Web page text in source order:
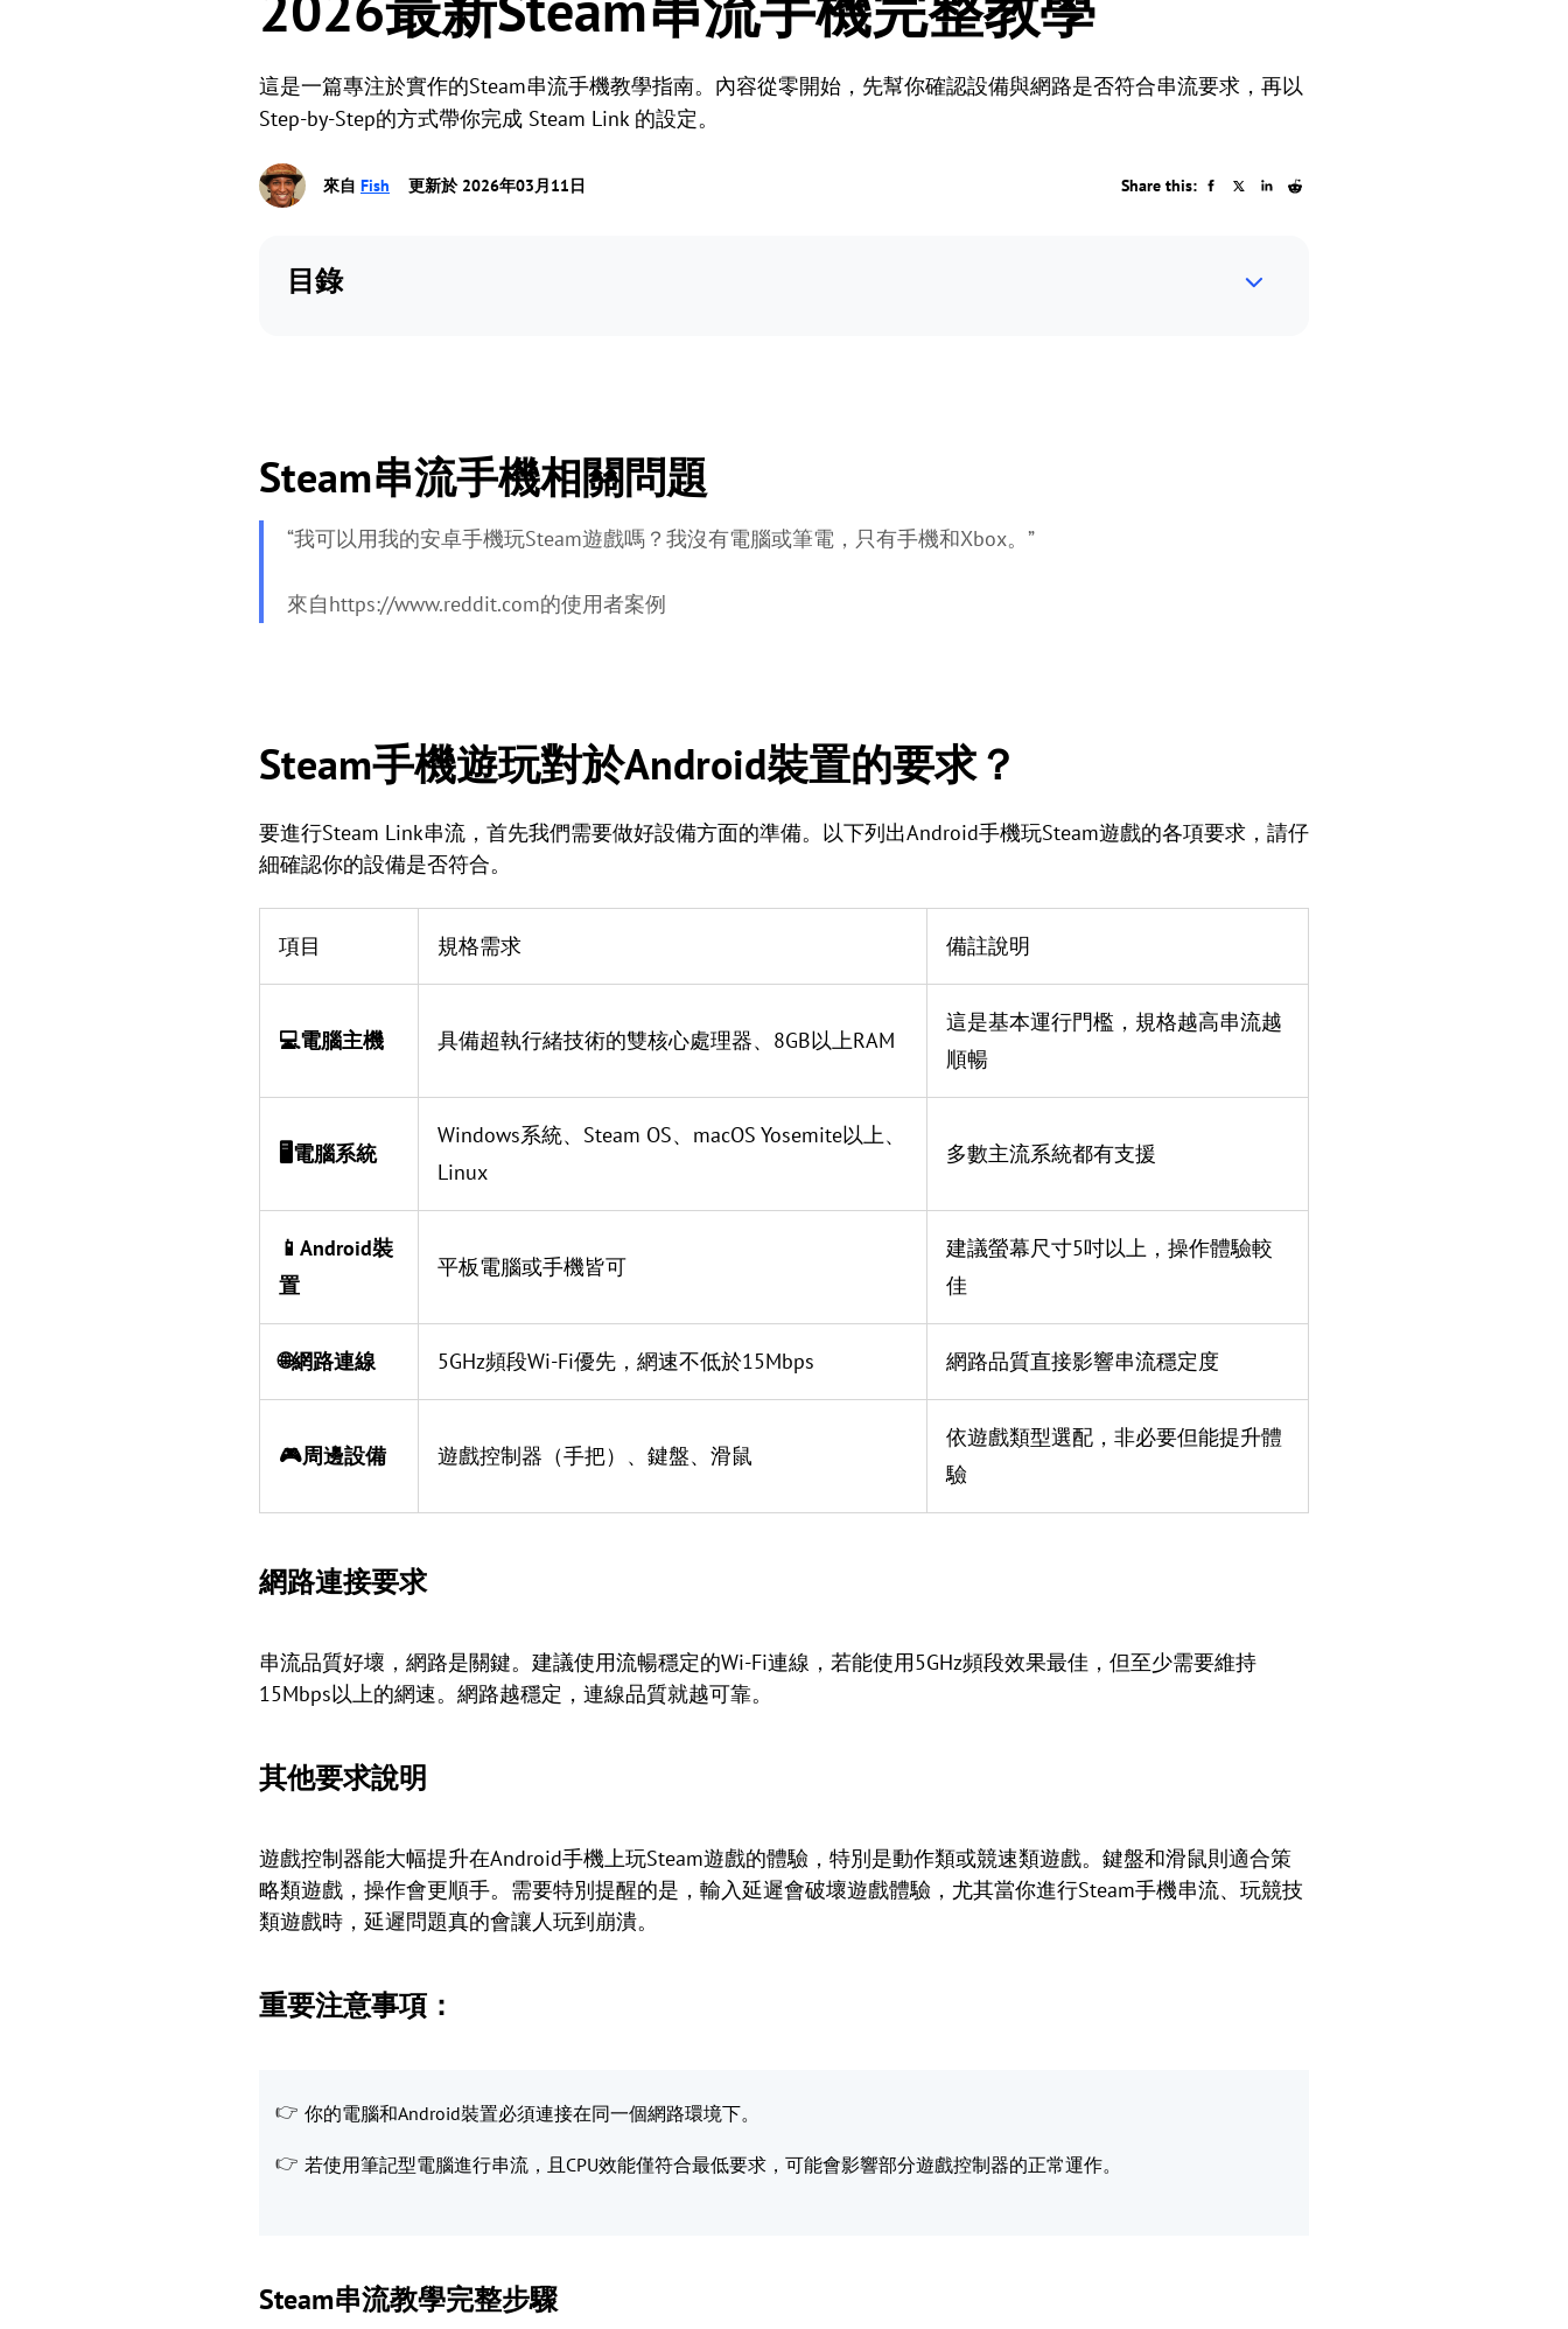
這是一篇專注於實作的Steam串流手機教學指南。內容從零開始，先幫你確認設備與網路是否符合串流要求，再以
Step-by-Step的方式帶你完成 Steam Link 的設定。
來自 Fish 更新於 2026年03月11日 Share this:
目錄
Steam串流手機相關問題
“我可以用我的安卓手機玩Steam遊戲嗎？我沒有電腦或筆電，只有手機和Xbox。”
來自https://www.reddit.com的使用者案例
Steam手機遊玩對於Android裝置的要求？
要進行Steam Link串流，首先我們需要做好設備方面的準備。以下列出Android手機玩Steam遊戲的各項要求，請仔
細確認你的設備是否符合。
項目 規格需求 備註說明
💻電腦主機 具備超執行緒技術的雙核心處理器、8GB以上RAM
這是基本運行門檻，規格越高串流越
順暢
🖥️電腦系統
Windows系統、Steam OS、macOS Yosemite以上、
Linux
多數主流系統都有支援
📱Android裝
置
平板電腦或手機皆可
建議螢幕尺寸5吋以上，操作體驗較
佳
🌐網路連線 5GHz頻段Wi-Fi優先，網速不低於15Mbps 網路品質直接影響串流穩定度
🎮周邊設備 遊戲控制器（手把）、鍵盤、滑鼠
依遊戲類型選配，非必要但能提升體
驗
網路連接要求
串流品質好壞，網路是關鍵。建議使用流暢穩定的Wi-Fi連線，若能使用5GHz頻段效果最佳，但至少需要維持
15Mbps以上的網速。網路越穩定，連線品質就越可靠。
其他要求說明
遊戲控制器能大幅提升在Android手機上玩Steam遊戲的體驗，特別是動作類或競速類遊戲。鍵盤和滑鼠則適合策
略類遊戲，操作會更順手。需要特別提醒的是，輸入延遲會破壞遊戲體驗，尤其當你進行Steam手機串流、玩競技
類遊戲時，延遲問題真的會讓人玩到崩潰。
重要注意事項：
你的電腦和Android裝置必須連接在同一個網路環境下。
若使用筆記型電腦進行串流，且CPU效能僅符合最低要求，可能會影響部分遊戲控制器的正常運作。
Steam串流教學完整步驟